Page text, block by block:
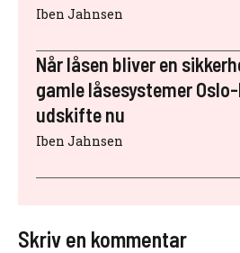
Iben Jahnsen
Når låsen bliver en
gamle låsesystemer
udskifte nu
Iben Jahnsen
Skriv en kommentar